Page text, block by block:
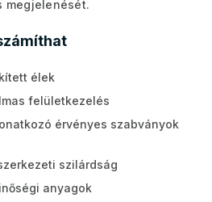
megjelenését.
élek
felületkezelés
érvényes szabványok
szilárdság
anyagok